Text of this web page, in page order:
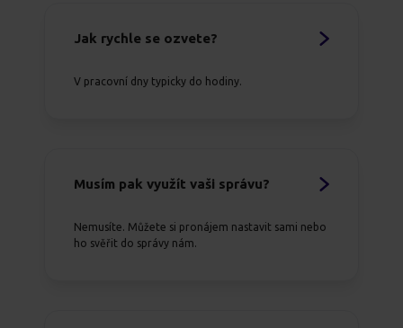
Jak rychle se ozvete?
V pracovní dny typicky do hodiny.
Musím pak využít vaši správu?
Nemusíte. Můžete si pronájem nastavit sami nebo
ho svěřit do správy nám.